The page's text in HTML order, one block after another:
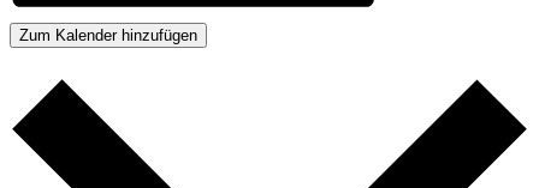
Zum Kalender hinzufügen